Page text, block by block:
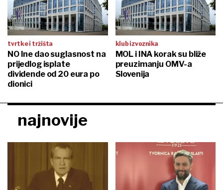
tvrtke i tržišta
NO Ine dao suglasnost na
prijedlog isplate
dividende od 20 eura po
dionici
klub izvoznika
MOL i INA korak su bliže
preuzimanju OMV-a
Slovenija
najnovije